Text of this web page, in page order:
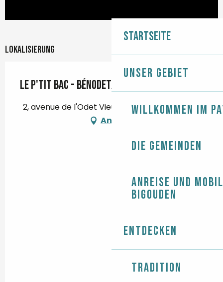
Startseite
Unser Gebiet
Willkommen im
Die Gemeinden
Anreise und
Bigouden
Entdecken
Tradition
Lokalisierung
Le P'tit Bac - Bénodet/Sainte-Marine
2, avenue de l'Odet Vieux Port, 29950 Bénodet
Anfahrt